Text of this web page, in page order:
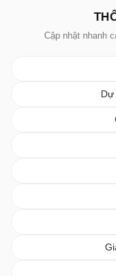
Cập nhật nhanh
Dự